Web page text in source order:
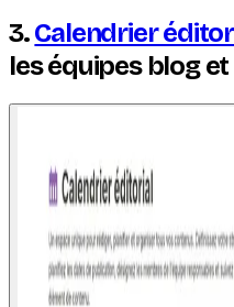
3.Calendrier
les équipes blog